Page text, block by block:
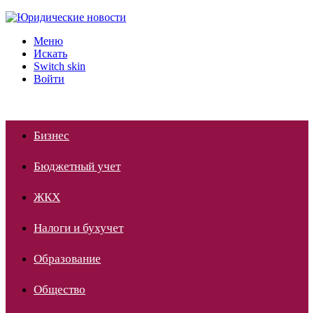
Меню
Искать
Switch skin
Войти
Бизнес
Бюджетный учет
ЖКХ
Налоги и бухучет
Образование
Общество